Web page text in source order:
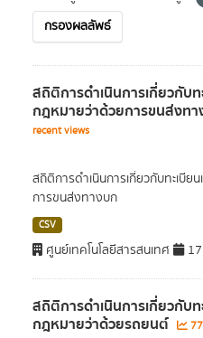
กรองผลลัพธ์
สถิติการดำเนินการเกี่ยวกับ
กฎหมายว่าด้วยการขนส่งท
recent views
สถิติการดำเนินการเกี่ยวกับทะเบี
การขนส่งทางบก
CSV
ศูนย์เทคโนโลยีสารสนเทศ 17
สถิติการดำเนินการเกี่ยวกับ
กฎหมายว่าด้วยรถยนต์